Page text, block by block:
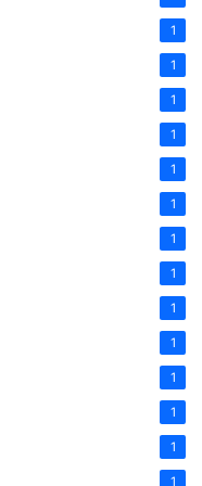
1
1
1
1
1
1
1
1
1
1
1
1
1
1